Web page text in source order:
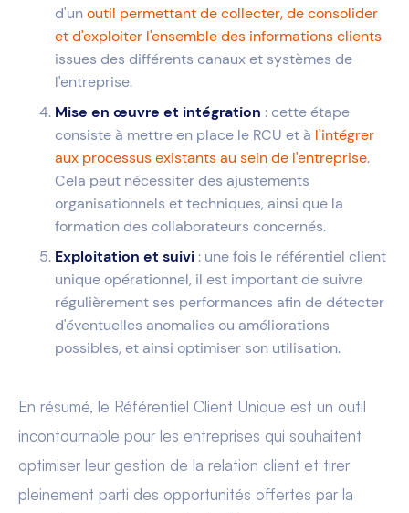
d'unoutil permettant de collecter, de consolider
et d'exploiter l'ensemble des informations clients
issues des différents canaux et systèmes de
l'entreprise.
Mise en œuvre et intégration : cette étape
consiste à mettre en place le RCU et à l'intégrer
aux processus existants au sein de l'entreprise.
Cela peut nécessiter des ajustements
organisationnels et techniques, ainsi que la
formation des collaborateurs concernés.
Exploitation et suivi: une fois le référentiel client
unique opérationnel, il est important de suivre
régulièrement ses performances afin de détecter
d'éventuelles anomalies ou améliorations
possibles, et ainsi optimiser son utilisation.
En résumé, le Référentiel Client Unique est un outil
incontournable pour les entreprises qui souhaitent
optimiser leur gestion de la relation client et tirer
pleinement parti des opportunités offertes par la